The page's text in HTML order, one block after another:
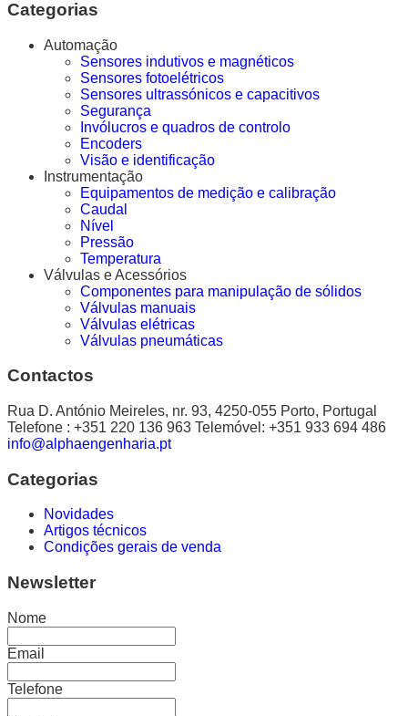
Categorias
Automação
Sensores indutivos e magnéticos
Sensores fotoelétricos
Sensores ultrassónicos e capacitivos
Segurança
Invólucros e quadros de controlo
Encoders
Visão e identificação
Instrumentação
Equipamentos de medição e calibração
Caudal
Nível
Pressão
Temperatura
Válvulas e Acessórios
Componentes para manipulação de sólidos
Válvulas manuais
Válvulas elétricas
Válvulas pneumáticas
Contactos
Rua D. António Meireles, nr. 93, 4250-055 Porto, Portugal
Telefone : +351 220 136 963 Telemóvel: +351 933 694 486
info@alphaengenharia.pt
Categorias
Novidades
Artigos técnicos
Condições gerais de venda
Newsletter
Nome
Email
Telefone